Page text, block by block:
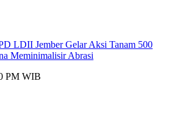
LDII Jember Gelar Aksi Tanam 500
Meminimalisir Abrasi
PM WIB